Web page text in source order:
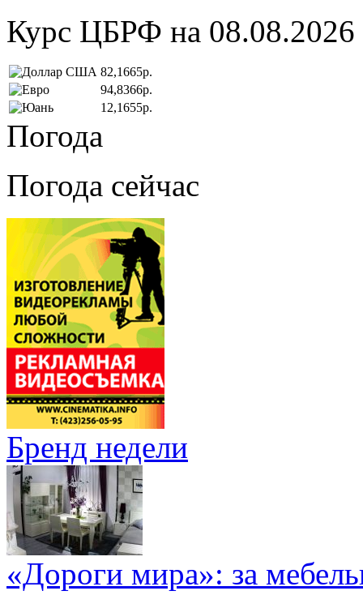
Курс ЦБРФ на 08.08.2026
82,1665р.
94,8366р.
12,1655р.
Погода
Погода сейчас
Бренд недели
«Дороги мира»: за